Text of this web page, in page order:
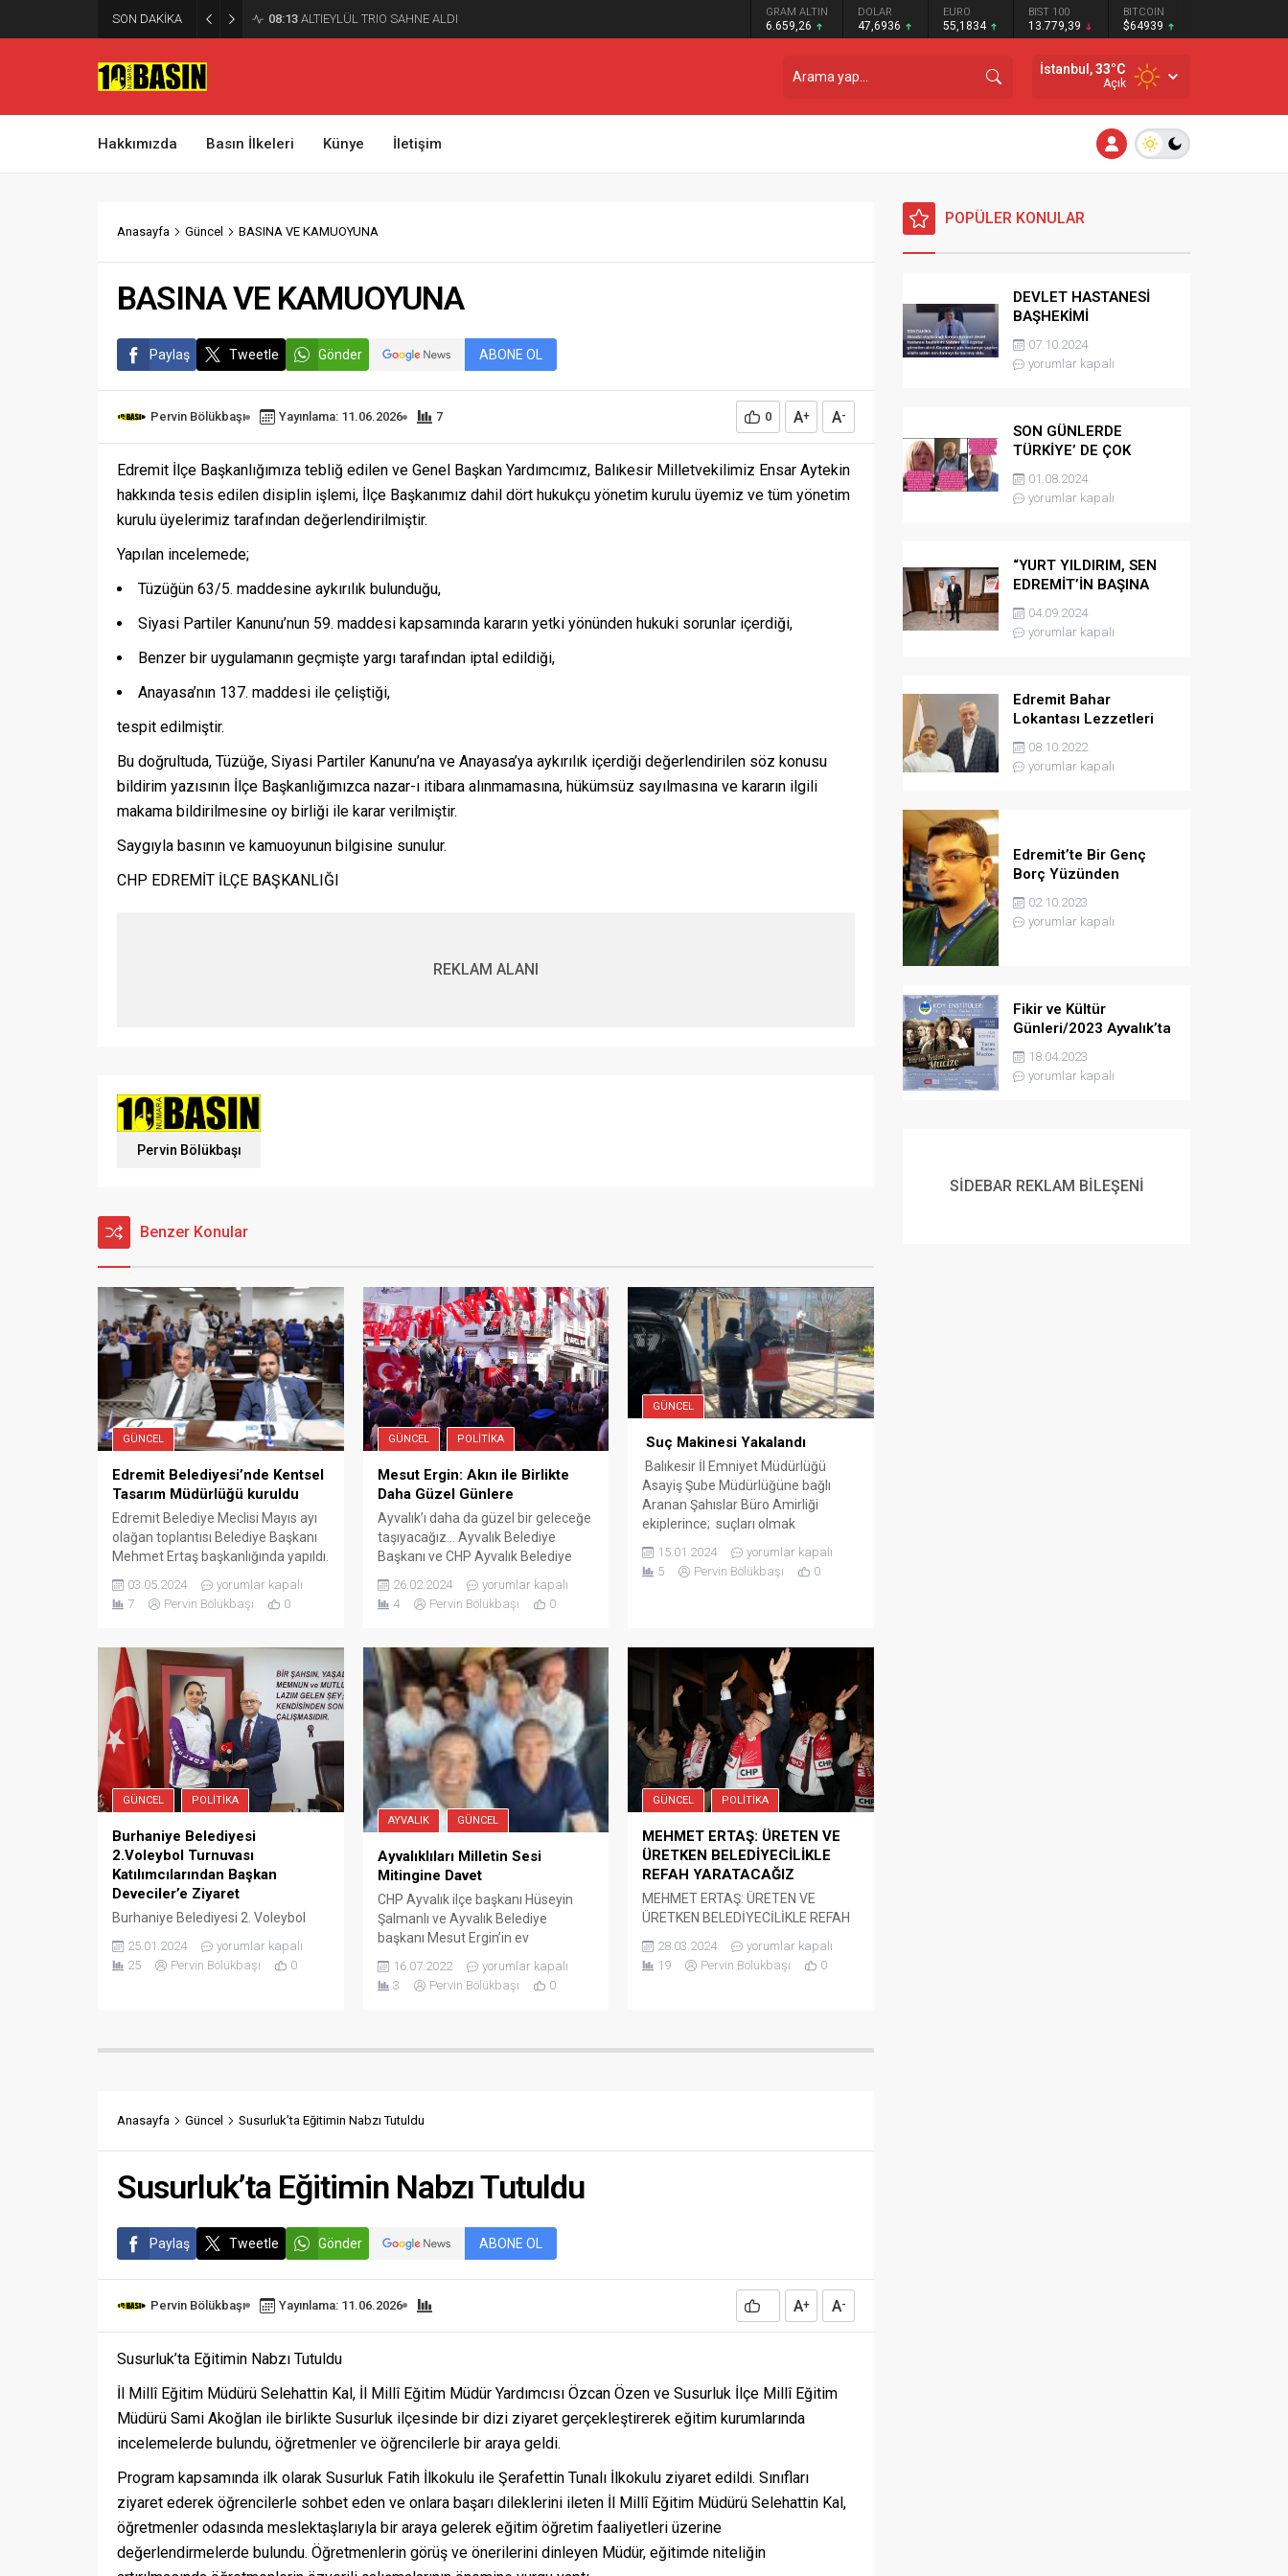
SON DAKİKA 08:13 ALTIEYLÜL TRIO SAHNE ALDI GRAM ALTIN
6.659,26
DOLAR
47,6936
EURO
55,1834
BIST 100
13.779,39
BITCOIN
$64939
İstanbul,33°C
Açık
Hakkımızda Basın İlkeleri Künye İletişim
Anasayfa Güncel BASINA VE KAMUOYUNA
BASINA VE KAMUOYUNA
Paylaş Tweetle Gönder ABONE OL
Pervin Bölükbaşı Yayınlama: 11.06.2026 7 0 A+ A-
Edremit İlçe Başkanlığımıza tebliğ edilen ve Genel Başkan Yardımcımız, Balıkesir Milletvekilimiz Ensar Aytekin
hakkında tesis edilen disiplin işlemi, İlçe Başkanımız dahil dört hukukçu yönetim kurulu üyemiz ve tüm yönetim
kurulu üyelerimiz tarafından değerlendirilmiştir.
Yapılan incelemede;
Tüzüğün 63/5. maddesine aykırılık bulunduğu,
Siyasi Partiler Kanunu’nun 59. maddesi kapsamında kararın yetki yönünden hukuki sorunlar içerdiği,
Benzer bir uygulamanın geçmişte yargı tarafından iptal edildiği,
Anayasa’nın 137. maddesi ile çeliştiği,
tespit edilmiştir.
Bu doğrultuda, Tüzüğe, Siyasi Partiler Kanunu’na ve Anayasa’ya aykırılık içerdiği değerlendirilen söz konusu
bildirim yazısının İlçe Başkanlığımızca nazar-ı itibara alınmamasına, hükümsüz sayılmasına ve kararın ilgili
makama bildirilmesine oy birliği ile karar verilmiştir.
Saygıyla basının ve kamuoyunun bilgisine sunulur.
CHP EDREMİT İLÇE BAŞKANLIĞI
REKLAM ALANI
Pervin Bölükbaşı
Benzer Konular
GÜNCEL
Edremit Belediyesi’nde Kentsel
Tasarım Müdürlüğü kuruldu
Edremit Belediye Meclisi Mayıs ayı
olağan toplantısı Belediye Başkanı
Mehmet Ertaş başkanlığında yapıldı.
Toplantıda Edremit Çiftçi Malları
Koruma Meclisi seçimi yapılırken
2023 Mali Yılı İdare ve Kesin Hesap
Estetiği Müdürlüğü kurulmasına
karar verildi. Edremit Belediyesi’nin
Mayıs ayı meclis toplantısı yapıldı.
Belediye Başkanı Mehmet Ertaş
başkanlığında...
03.05.2024
yorumlar kapalı
7
Pervin Bölükbaşı 0
GÜNCEL POLITIKA
Mesut Ergin: Akın ile Birlikte
Daha Güzel Günlere
Ayvalık’ı daha da güzel bir geleceğe
taşıyacağız… Ayvalık Belediye
Başkanı ve CHP Ayvalık Belediye
Başkan adayı Mesut Ergin,
Cumhuriyet Halk Partisi (CHP)
Balıkesir Büyükşehir Belediye
milletvekili Serkan Sarı, Ayvalık ilçe
Başkanı Hüseyin Şalmanlı ile birlikte
Ayvalık seçim ofislerinin açılışlarını
gerçekleştirdi. Ayvalıklı
vatandaşların coşkulu ve yoğun...
26.02.2024
yorumlar kapalı
4
Pervin Bölükbaşı 0
GÜNCEL
Suç Makinesi Yakalandı
Balıkesir İl Emniyet Müdürlüğü
Asayiş Şube Müdürlüğüne bağlı
Aranan Şahıslar Büro Amirliği
ekiplerince; suçları olmak
üzere (30) adet olay kaydı olan,
Balıkesir Adliyesi İlamat İnfaz
Bürosunca, Kasten Yaralama
1997 doğumlu Mürsel H. isimli
şahsın Yeni mahalle TOKİ...
15.01.2024
yorumlar kapalı
5
Pervin Bölükbaşı 0
GÜNCEL POLITIKA
Burhaniye Belediyesi
2.Voleybol Turnuvası
Katılımcılarından Başkan
Deveciler’e Ziyaret
Burhaniye Belediyesi 2. Voleybol
Adres İstanbul, Ateş Spor ve
geçtiğimiz Ocak ayında Burhaniye
Çengelköy Voleybol ve Kuzey Ege
Yapılan ziyarete Kuzey Ege
Gelişim...
25.01.2024
yorumlar kapalı
25
Pervin Bölükbaşı 0
AYVALIK GÜNCEL
Ayvalıklıları Milletin Sesi
Mitingine Davet
CHP Ayvalık ilçe başkanı Hüseyin
Şalmanlı ve Ayvalık Belediye
başkanı Mesut Ergin’in ev
Milletvekili Genel Başkan yardımcısı
Ahmet Akın, CHPBalıkesir
Serkan Sarı ve CHP Ayvalık ilçe
16.07.2022
yorumlar kapalı
3
Pervin Bölükbaşı 0
GÜNCEL POLITIKA
MEHMET ERTAŞ: ÜRETEN VE
ÜRETKEN BELEDİYECİLİKLE
REFAH YARATACAĞIZ
MEHMET ERTAŞ: ÜRETEN VE
ÜRETKEN BELEDİYECİLİKLE REFAH
Partisi Edremit Belediye Başkan
Adayı Mehmet Ertaş, Belediye
yönden şeffaf belediyecilik hizmet
bir...
28.03.2024
yorumlar kapalı
19
Pervin Bölükbaşı 0
Anasayfa Güncel Susurluk’ta Eğitimin Nabzı Tutuldu
Susurluk’ta Eğitimin Nabzı Tutuldu
Paylaş Tweetle Gönder ABONE OL
Pervin Bölükbaşı Yayınlama: 11.06.2026 A+ A-
Susurluk’ta Eğitimin Nabzı Tutuldu
İl Millî Eğitim Müdürü Selehattin Kal, İl Millî Eğitim Müdür Yardımcısı Özcan Özen ve Susurluk İlçe Millî Eğitim
Müdürü Sami Akoğlan ile birlikte Susurluk ilçesinde bir dizi ziyaret gerçekleştirerek eğitim kurumlarında
incelemelerde bulundu, öğretmenler ve öğrencilerle bir araya geldi.
Program kapsamında ilk olarak Susurluk Fatih İlkokulu ile Şerafettin Tunalı İlkokulu ziyaret edildi. Sınıfları
ziyaret ederek öğrencilerle sohbet eden ve onlara başarı dileklerini ileten İl Millî Eğitim Müdürü Selehattin Kal,
öğretmenler odasında meslektaşlarıyla bir araya gelerek eğitim öğretim faaliyetleri üzerine
değerlendirmelerde bulundu. Öğretmenlerin görüş ve önerilerini dinleyen Müdür, eğitimde niteliğin
POPÜLER KONULAR
DEVLET HASTANESİ
BAŞHEKİMİ
GÖREVİNDEN ALINDI
07.10.2024
yorumlar kapalı
SON GÜNLERDE
TÜRKİYE’ DE ÇOK
KONUŞULAN VE MERAK
EDİLEN
01.08.2024
yorumlar kapalı
“YURT YILDIRIM, SEN
EDREMİT’İN BAŞINA
GELMİŞ EN ÖZEL
İNSANSIN “
04.09.2024
yorumlar kapalı
Edremit Bahar
Lokantası Lezzetleri
Cumhurbaşkanı
Sofrasında
08.10.2022
yorumlar kapalı
Edremit’te Bir Genç
Borç Yüzünden
02.10.2023
yorumlar kapalı
Fikir ve Kültür
Günleri/2023 Ayvalık’ta
Gerçekleşecek
18.04.2023
yorumlar kapalı
SİDEBAR REKLAM BİLEŞENİ